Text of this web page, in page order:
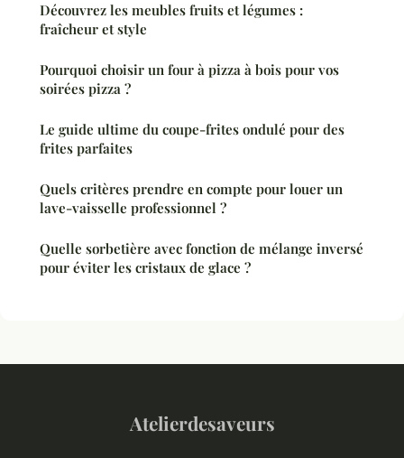
Découvrez les meubles fruits et légumes :
fraîcheur et style
Pourquoi choisir un four à pizza à bois pour vos
soirées pizza ?
Le guide ultime du coupe-frites ondulé pour des
frites parfaites
Quels critères prendre en compte pour louer un
lave-vaisselle professionnel ?
Quelle sorbetière avec fonction de mélange inversé
pour éviter les cristaux de glace ?
Atelierdesaveurs